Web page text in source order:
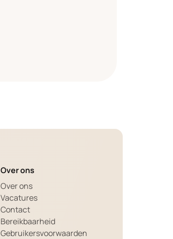
Over ons
Over ons
Vacatures
Contact
Bereikbaarheid
Gebruikersvoorwaarden